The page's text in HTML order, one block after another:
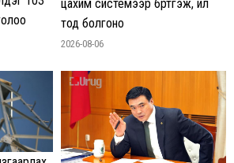
цахим системээр бүртгэж, ил
тод болгоно
2026-08-06